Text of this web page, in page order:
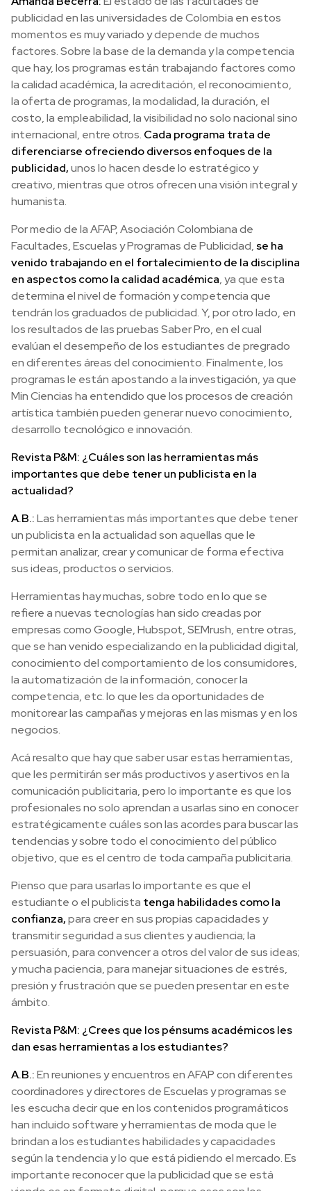
publicidad en las universidades de Colombia en estos
momentos es muy variado y depende de muchos
factores. Sobre la base de la demanda y la competencia
que hay, los programas están trabajando factores como
la calidad académica, la acreditación, el reconocimiento,
la oferta de programas, la modalidad, la duración, el
costo, la empleabilidad, la visibilidad no solo nacional sino
internacional, entre otros. Cada programa trata de
diferenciarse ofreciendo diversos enfoques de la
publicidad,unos lo hacen desde lo estratégico y
creativo, mientras que otros ofrecen una visión integral y
humanista.
Por medio de la AFAP, Asociación Colombiana de
Facultades, Escuelas y Programas de Publicidad, se ha
venido trabajando en el fortalecimiento de la disciplina
en aspectos como la calidad académica, ya que esta
determina el nivel de formación y competencia que
tendrán los graduados de publicidad. Y, por otro lado, en
los resultados de las pruebas Saber Pro, en el cual
evalúan el desempeño de los estudiantes de pregrado
en diferentes áreas del conocimiento. Finalmente, los
programas le están apostando a la investigación, ya que
Min Ciencias ha entendido que los procesos de creación
artística también pueden generar nuevo conocimiento,
desarrollo tecnológico e innovación.
Revista P&M: ¿Cuáles son las herramientas más
importantes que debe tener un publicista en la
actualidad?
A.B.:Las herramientas más importantes que debe tener
un publicista en la actualidad son aquellas que le
permitan analizar, crear y comunicar de forma efectiva
sus ideas, productos o servicios.
Herramientas hay muchas, sobre todo en lo que se
refiere a nuevas tecnologías han sido creadas por
empresas como Google, Hubspot, SEMrush, entre otras,
que se han venido especializando en la publicidad digital,
conocimiento del comportamiento de los consumidores,
la automatización de la información, conocer la
competencia, etc. lo que les da oportunidades de
monitorear las campañas y mejoras en las mismas y en los
negocios.
Acá resalto que hay que saber usar estas herramientas,
que les permitirán ser más productivos y asertivos en la
comunicación publicitaria, pero lo importante es que los
profesionales no solo aprendan a usarlas sino en conocer
estratégicamente cuáles son las acordes para buscar las
tendencias y sobre todo el conocimiento del público
objetivo, que es el centro de toda campaña publicitaria.
Pienso que para usarlas lo importante es que el
estudiante o el publicista tenga habilidades como la
confianza,para creer en sus propias capacidades y
transmitir seguridad a sus clientes y audiencia; la
persuasión, para convencer a otros del valor de sus ideas;
y mucha paciencia, para manejar situaciones de estrés,
presión y frustración que se pueden presentar en este
ámbito.
Revista P&M: ¿Crees que los pénsums académicos les
dan esas herramientas a los estudiantes?
A.B.:En reuniones y encuentros en AFAP con diferentes
coordinadores y directores de Escuelas y programas se
les escucha decir que en los contenidos programáticos
han incluido software y herramientas de moda que le
brindan a los estudiantes habilidades y capacidades
según la tendencia y lo que está pidiendo el mercado. Es
importante reconocer que la publicidad que se está